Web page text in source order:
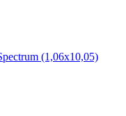
(1,06x10,05)